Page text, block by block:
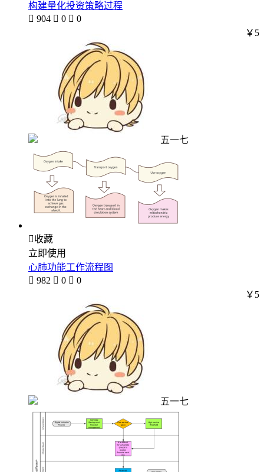
构建量化投资策略过程
 904  0  0
五一七
￥5
收藏
立即使用
心肺功能工作流程图
 982  0  0
五一七
￥5